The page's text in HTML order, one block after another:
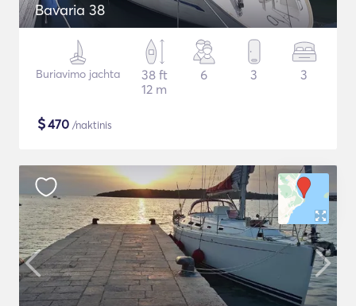
Bavaria 38
Buriavimo jachta
38 ft
12 m
6 3 3
$470 /naktinis